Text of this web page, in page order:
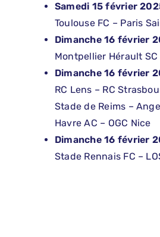
Samedi 15 février
Toulouse FC – Paris
Dimanche 16 février
Montpellier Hérault
Dimanche 16 février
RC Lens – RC
Stade de Reims –
Havre AC – OGC Nice
Dimanche 16 février
Stade Rennais FC –